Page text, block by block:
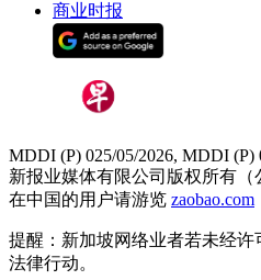
商业时报
MDDI (P) 025/05/2026, MDDI (P)
新报业媒体有限公司版权所有（
在中国的用户请游览 zaobao.com
提醒：新加坡网络业者若未经
法律行动。